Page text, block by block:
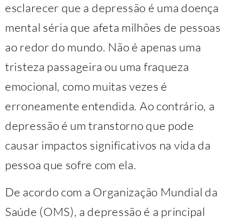
esclarecer que a depressão é uma doença
mental séria que afeta milhões de pessoas
ao redor do mundo. Não é apenas uma
tristeza passageira ou uma fraqueza
emocional, como muitas vezes é
erroneamente entendida. Ao contrário, a
depressão é um transtorno que pode
causar impactos significativos na vida da
pessoa que sofre com ela.
De acordo com a Organização Mundial da
Saúde (OMS), a depressão é a principal